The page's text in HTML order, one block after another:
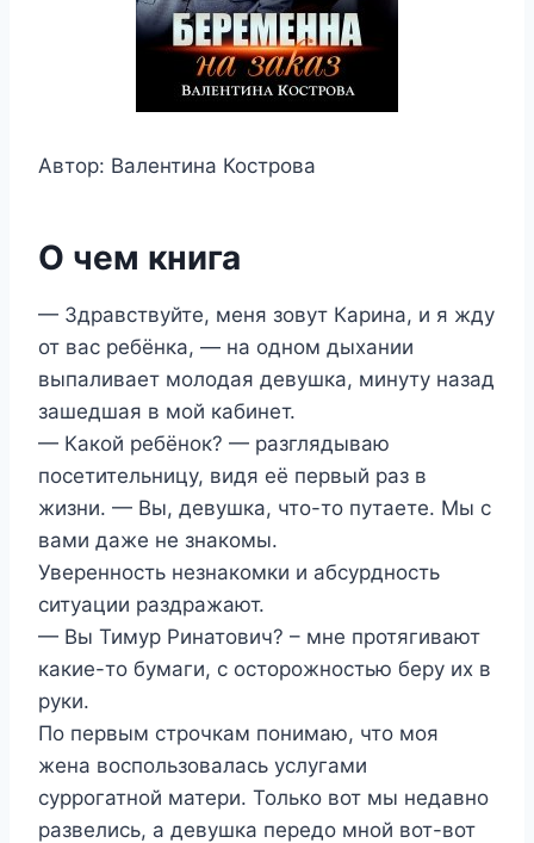
Автор: Валентина Кострова
О чем книга
— Здравствуйте, меня зовут Карина, и я жду
от вас ребёнка, — на одном дыхании
выпаливает молодая девушка, минуту назад
зашедшая в мой кабинет.
— Какой ребёнок? — разглядываю
посетительницу, видя её первый раз в
жизни. — Вы, девушка, что-то путаете. Мы с
вами даже не знакомы.
Уверенность незнакомки и абсурдность
ситуации раздражают.
— Вы Тимур Ринатович? – мне протягивают
какие-то бумаги, с осторожностью беру их в
руки.
По первым строчкам понимаю, что моя
жена воспользовалась услугами
суррогатной матери. Только вот мы недавно
развелись, а девушка передо мной вот-вот